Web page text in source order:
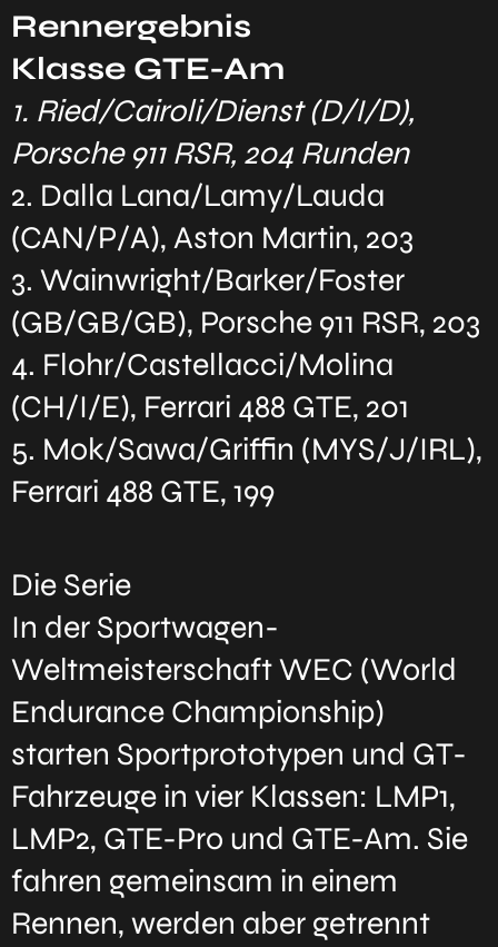
Rennergebnis
Klasse GTE-Am
1. Ried/Cairoli/Dienst (D/I/D),
Porsche 911 RSR, 204 Runden
2. Dalla Lana/Lamy/Lauda
(CAN/P/A), Aston Martin, 203
3. Wainwright/Barker/Foster
(GB/GB/GB), Porsche 911 RSR, 203
4. Flohr/Castellacci/Molina
(CH/I/E), Ferrari 488 GTE, 201
5. Mok/Sawa/Griffin (MYS/J/IRL),
Ferrari 488 GTE, 199
Die Serie
In der Sportwagen-
Weltmeisterschaft WEC (World
Endurance Championship)
starten Sportprototypen und GT-
Fahrzeuge in vier Klassen: LMP1,
LMP2, GTE-Pro und GTE-Am. Sie
fahren gemeinsam in einem
Rennen, werden aber getrennt